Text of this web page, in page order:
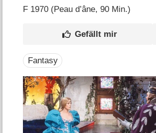
F 1970 (Peau d’âne‎, 90 Min.)
Fantasy